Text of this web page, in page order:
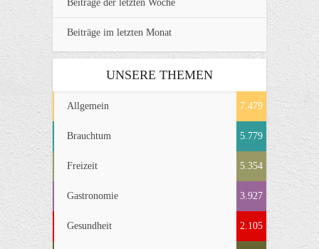
Beiträge der letzten Woche
Beiträge im letzten Monat
UNSERE THEMEN
Allgemein 7.479
Brauchtum 5.779
Freizeit 5.354
Gastronomie 3.927
Gesundheit 2.105